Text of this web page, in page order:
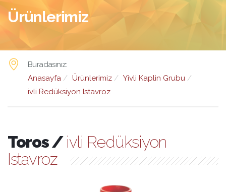
Ürünlerimiz
Buradasınız:
Anasayfa
Ürünlerimiz
Yivli Kaplin Grubu
ivli Redüksiyon Istavroz
Toros /ivli Redüksiyon
Istavroz